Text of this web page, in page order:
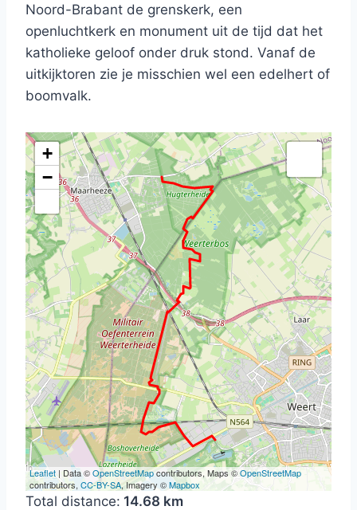
Noord-Brabant de grenskerk, een
openluchtkerk en monument uit de tijd dat het
katholieke geloof onder druk stond. Vanaf de
uitkijktoren zie je misschien wel een edelhert of
boomvalk.
+
−
Leaflet | Data ©OpenStreetMapcontributors, Maps ©OpenStreetMap
contributors, CC-BY-SA, Imagery ©Mapbox
Total distance: 14.68 km